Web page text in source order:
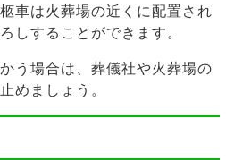
車は火葬場の近くに配置され
しすることができます。
う場合は、葬儀社や火葬場の
めましょう。